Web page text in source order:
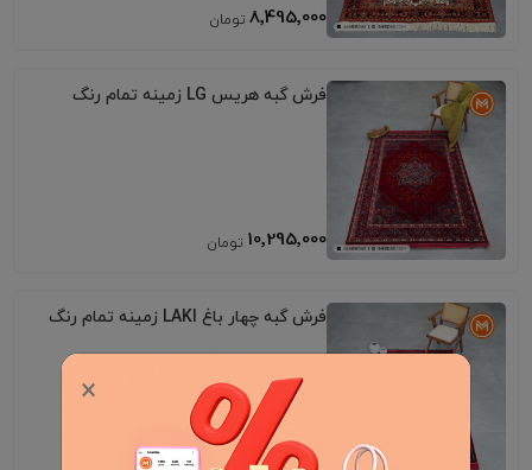
8٬495٬000
فرش گبه هریس LG زمینه تمام رنگ
10٬295٬000
فرش گبه چهار باغ LAKI زمینه تمام رنگ
10٬295٬000
×